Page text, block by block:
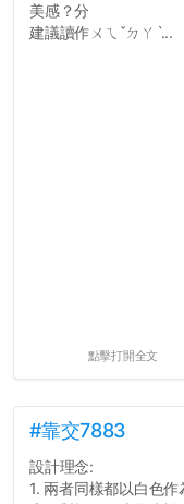
美感？分
建議讀作ㄨㄟˇㄉㄚˋ...
點擊打開全文
#靠交7883
設計理念:
1. 兩者同樣都以白色作